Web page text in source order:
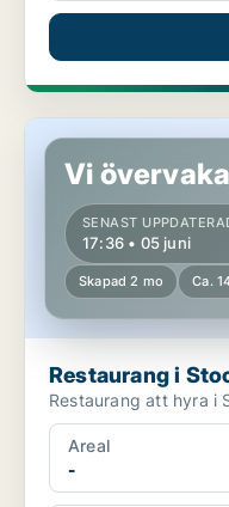
Restaurang i Stockholm
Vi
SENAST
17:36 • 05 juni
Skapad 2 mo Ca.
Restaurang i
Restaurang att hyra i
Areal
-